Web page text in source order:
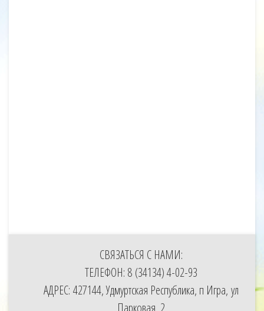
СВЯЗАТЬСЯ С НАМИ:
ТЕЛЕФОН: 8 (34134) 4-02-93
АДРЕС: 427144, Удмуртская Республика, п Игра, ул
Парковая, 2